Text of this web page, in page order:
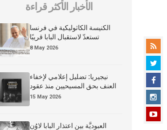
الأخبار الأكثر قراءة
الكنيسة الكاثوليكية في فرنسا
تستعدّ لاستقبال البابا قريبًا
8 May 2026
نيجيريا: تضليل إعلامي لإخفاء
العنف بحق المسيحيين منذ عقود
15 May 2026
العبوديَّة بين اعتذار البابا لاوُن